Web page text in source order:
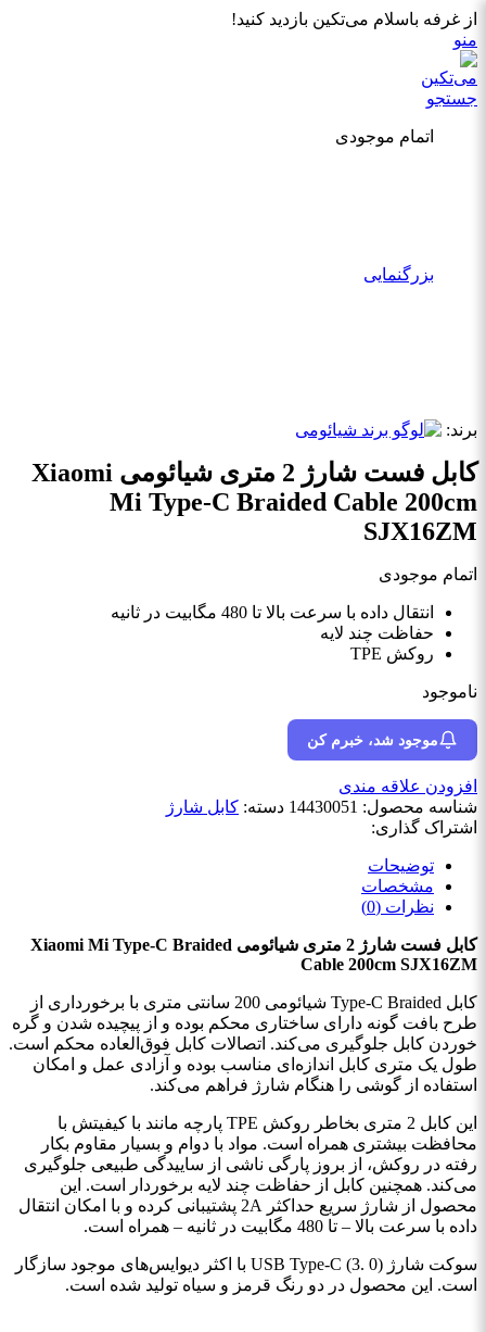
از غرفه باسلام می‌تکین بازدید کنید!
منو
جستجو
اتمام موجودی
بزرگنمایی
برند:
کابل فست شارژ 2 متری شیائومی Xiaomi
Mi Type-C Braided Cable 200cm
SJX16ZM
اتمام موجودی
انتقال داده با سرعت بالا تا 480 مگابیت در ثانیه
حفاظت چند لایه
روکش TPE
ناموجود
موجود شد، خبرم کن
افزودن علاقه مندی
شناسه محصول: 14430051 دسته: کابل شارژ
اشتراک گذاری:
توضیحات
مشخصات
نظرات (0)
کابل فست شارژ 2 متری شیائومی Xiaomi Mi Type-C Braided
Cable 200cm SJX16ZM
کابل Type-C Braided شیائومی 200 سانتی متری با برخورداری از
طرح بافت گونه دارای ساختاری محکم بوده و از پیچیده شدن و گره
خوردن کابل جلوگیری می‌کند. اتصالات کابل فوق‌العاده محکم است.
طول یک متری کابل اندازه‌ای مناسب بوده و آزادی عمل و امکان
استفاده از گوشی را هنگام شارژ فراهم می‌کند.
این کابل 2 متری بخاطر روکش TPE پارچه مانند با کیفیتش با
محافظت بیشتری همراه است. مواد با دوام و بسیار مقاوم بکار
رفته در روکش، از بروز پارگی ناشی از ساییدگی طبیعی جلوگیری
می‌کند. همچنین کابل از حفاظت چند لایه برخوردار است. این
محصول از شارژ سریع حداکثر 2A پشتیبانی کرده و با امکان انتقال
داده با سرعت بالا – تا 480 مگابیت در ثانیه – همراه است.
سوکت شارژ USB Type-C (3. 0) با اکثر دیوایس‌های موجود سازگار
است. این محصول در دو رنگ قرمز و سیاه تولید شده است.